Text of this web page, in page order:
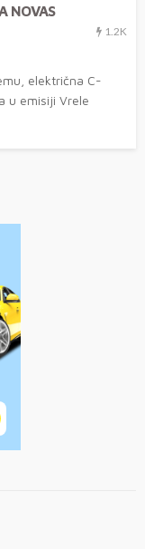
NOVAS
1.2K
električna C-
u emisiji Vrele